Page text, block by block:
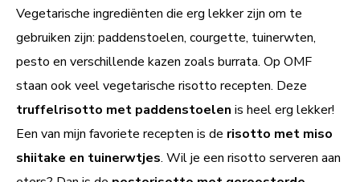
Vegetarische ingrediënten die erg lekker zijn om te
gebruiken zijn: paddenstoelen, courgette, tuinerwten,
pesto en verschillende kazen zoals burrata. Op OMF
staan ook veel vegetarische risotto recepten. Deze
truffelrisotto met paddenstoelen is heel erg lekker!
Een van mijn favoriete recepten is de risotto met miso
shiitake en tuinerwtjes. Wil je een risotto serveren aan